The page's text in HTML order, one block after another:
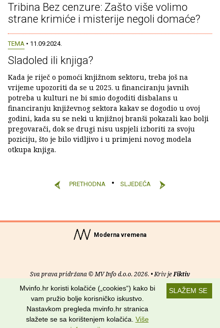
Tribina Bez cenzure: Zašto više volimo
strane krimiće i misterije negoli domaće?
TEMA • 11.09.2024.
Sladoled ili knjiga?
Kada je riječ o pomoći knjižnom sektoru, treba još na
vrijeme upozoriti da se u 2025. u financiranju javnih
potreba u kulturi ne bi smio dogoditi disbalans u
financiranju književnog sektora kakav se dogodio u ovoj
godini, kada su se neki u knjižnoj branši pokazali kao bolji
pregovarači, dok se drugi nisu uspjeli izboriti za svoju
poziciju, što je bilo vidljivo i u primjeni novog modela
otkupa knjiga.
PRETHODNA SLJEDEĆA
Moderna vremena
Sva prava pridržana © MV Info d.o.o. 2026. • Kriv jeFiktiv
Uvjeti korištenja RSS kanali
Potraži nas na:
SLAŽEM SE
Mvinfo.hr koristi kolačiće („cookies“) kako bi
vam pružio bolje korisničko iskustvo.
Nastavkom pregleda mvinfo.hr stranica
slažete se sa korištenjem kolačića. Više